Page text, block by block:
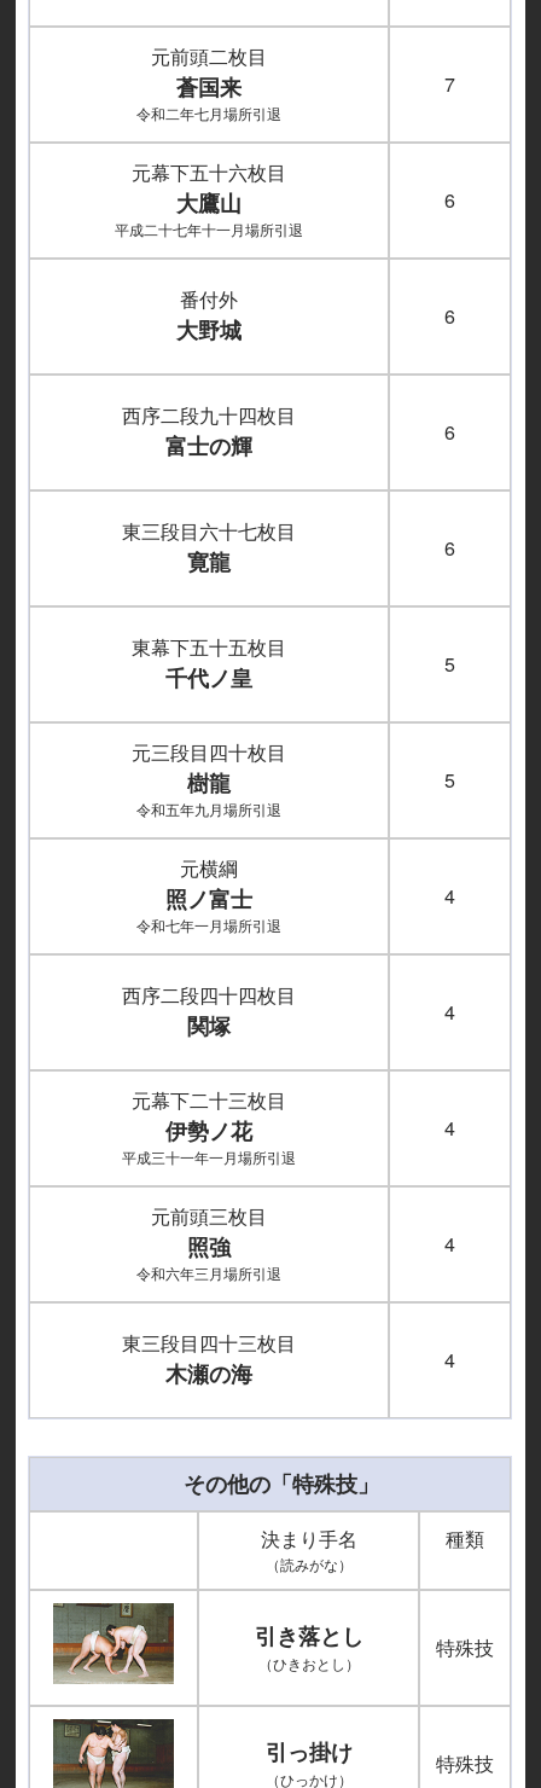
元前頭二枚目
蒼国来
令和二年七月場所引退
7
元幕下五十六枚目
大鷹山
平成二十七年十一月場所引退
6
番付外
大野城 6
西序二段九十四枚目
富士の輝 6
東三段目六十七枚目
寛龍 6
東幕下五十五枚目
千代ノ皇 5
元三段目四十枚目
樹龍
令和五年九月場所引退
5
元横綱
照ノ富士
令和七年一月場所引退
4
西序二段四十四枚目
関塚 4
元幕下二十三枚目
伊勢ノ花
平成三十一年一月場所引退
4
元前頭三枚目
照強
令和六年三月場所引退
4
東三段目四十三枚目
木瀬の海 4
その他の「特殊技」
決まり手名
（読みがな）
種類
引き落とし
（ひきおとし）
特殊技
引っ掛け
（ひっかけ）
特殊技